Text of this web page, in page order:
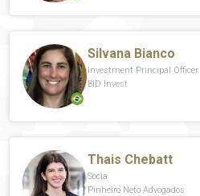
Silvana Bianco
Investment Principal Officer
BID Invest
Thais Chebatt
Sócia
Pinheiro Neto Advogados